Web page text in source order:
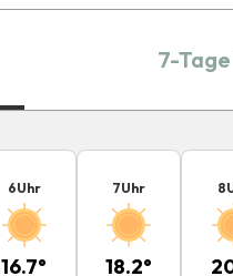
7-
6Uhr
16.7°
7Uhr
18.2°
8